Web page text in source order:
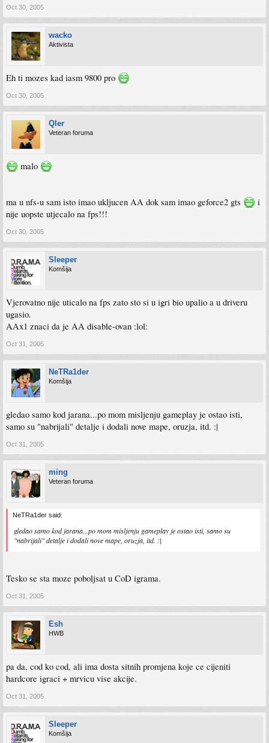
Oct 30, 2005
wacko
Aktivista
Eh ti mozes kad iasm 9800 pro
Oct 30, 2005
Qler
Veteran foruma
malo
ma u nfs-u sam isto imao ukljucen AA dok sam imao geforce2 gts
i
nije uopste utjecalo na fps!!!
Oct 30, 2005
Sleeper
Komšija
Vjerovatno nije uticalo na fps zato sto si u igri bio upalio a u driveru
ugasio.
AAx1 znaci da je AA disable-ovan :lol:
Oct 31, 2005
NeTRa1der
Komšija
gledao samo kod jarana...po mom misljenju gameplay je ostao isti,
samo su "nabrijali" detalje i dodali nove mape, oruzja, itd. :|
Oct 31, 2005
ming
Veteran foruma
NeTRa1der said:
gledao samo kod jarana...po mom misljenju gameplay je ostao isti, samo su
"nabrijali" detalje i dodali nove mape, oruzja, itd. :|
Tesko se sta moze poboljsat u CoD igrama.
Oct 31, 2005
Esh
HWB
pa da, cod ko cod, ali ima dosta sitnih promjena koje ce cijeniti
hardcore igraci + mrvicu vise akcije.
Oct 31, 2005
Sleeper
Komšija